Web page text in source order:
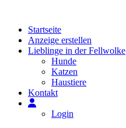
springenStartseite
Anzeige erstellen
Lieblinge in der Fellwolke
Hunde
Katzen
Haustiere
Kontakt
Login